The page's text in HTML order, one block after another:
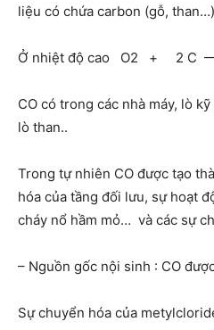
liệu có chứa carbon (gỗ, than…)
Ở nhiệt độ cao O2 + 2 C
CO có trong các nhà máy, lò
lò than..
Trong tự nhiên CO được tạo
hóa của tầng đối lưu, sự hoạt
cháy nổ hầm mỏ… và các sự
– Nguồn gốc nội sinh : CO
Sự chuyển hóa của